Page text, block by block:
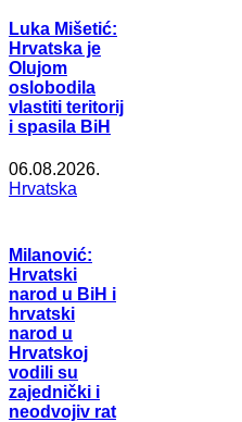
Luka Mišetić:
Hrvatska je
Olujom
oslobodila
vlastiti teritorij
i spasila BiH
06.08.2026.
Hrvatska
Milanović:
Hrvatski
narod u BiH i
hrvatski
narod u
Hrvatskoj
vodili su
zajednički i
neodvojiv rat